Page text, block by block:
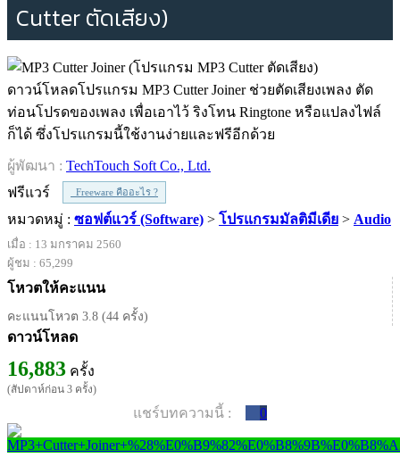
Cutter ตัดเสียง)
ดาวน์โหลดโปรแกรม MP3 Cutter Joiner ช่วยตัดเสียงเพลง ตัด
ท่อนโปรดของเพลง เพื่อเอาไว้ ริงโทน Ringtone หรือแปลงไฟล์
ก็ได้ ซึ่งโปรแกรมนี้ใช้งานง่ายและฟรีอีกด้วย
ผู้พัฒนา : TechTouch Soft Co., Ltd.
ฟรีแวร์
Freeware คืออะไร ?
หมวดหมู่ : ซอฟต์แวร์ (Software) > โปรแกรมมัลติมีเดีย > Audio
เมื่อ : 13 มกราคม 2560
ผู้ชม : 65,299
โหวตให้คะแนน
คะแนนโหวต 3.8 (44 ครั้ง)
ดาวน์โหลด
16,883 ครั้ง
(สัปดาห์ก่อน 3 ครั้ง)
แชร์บทความนี้ : 0